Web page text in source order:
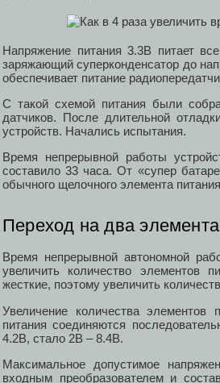
Напряжение питания 3.3В питает
заряжающий суперконденсатор до
обеспечивает питание
С такой схемой питания были
датчиков. После длительной
устройств. Начались испытания.
Время непрерывной работы
составило 33 часа. От «супер
обычного щелочного элемента
Переход на два
Время непрерывной автономной
увеличить количество элементов
жесткие, поэтому увеличить
Увеличение количества
питания соединяются
4.2В, стало 2В – 8.4В.
Максимальное допустимое
входным преобразователем и